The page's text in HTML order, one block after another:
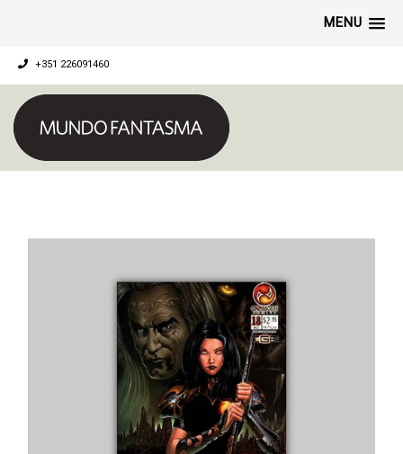
MENU
+351 226091460